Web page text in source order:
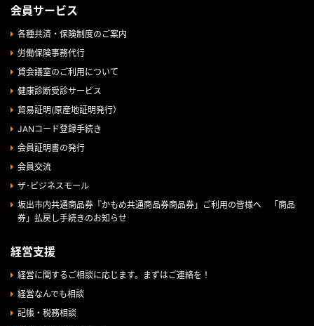
会員サービス
各種共済・保険制度のご案内
労働保険事務代行
貸会議室のご利用について
健康診断受診サービス
貿易証明(原産地証明発行）
JANコード登録手続き
会員証明書の発行
会員交流
ザ･ビジネスモール
坂出市内共通商品券『かもめ共通商品券商品券」ご利用の皆様へ 「商品
券」払戻し手続きのお知らせ
経営支援
経営に関するご相談に応じます。まずはご連絡を！
経営なんでも相談
記帳・税務相談